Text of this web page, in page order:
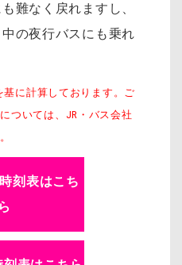
難なく戻れますし、
の夜行バスにも乗れ
に計算しております。ご
ついては、JR・バス会社
刻表はこち
ら